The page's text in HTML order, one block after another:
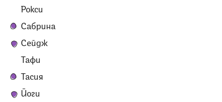
Рокси
Сабрина
Сейдж
Тафи
Тасия
Йоги